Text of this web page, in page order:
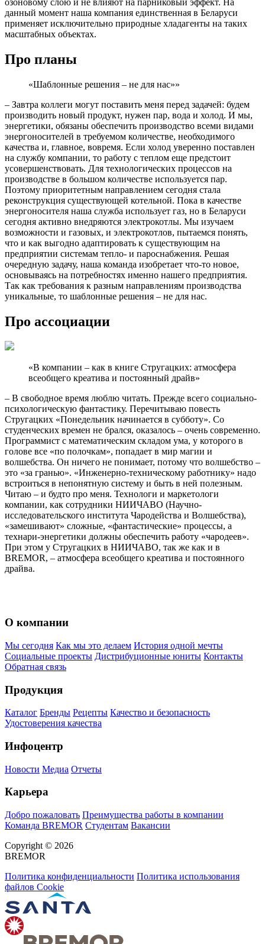
данный момент наша компания единственная в Беларуси
применяет исключительно природные хладагенты на таких
масштабных объектах.
Про планы
«Шаблонные решения – не для нас»»
– Завтра коллеги могут поставить меня перед задачей: будем
производить новый продукт, нужен пар, вода и холод. И мы,
энергетики, обязаны обеспечить производство всеми видами
энергоносителей в требуемом количестве, необходимого
качества и, главное, вовремя. Если холод уверенно поставлен
на службу компании, то работу с теплом еще предстоит
усовершенствовать. Для технологических процессов на
производстве в большом количестве используется пар.
Поэтому приоритетным направлением сегодня стала
реконструкция существующей котельной. Пока в качестве
энергоносителя наша служба использует газ, но в Беларуси
сегодня активно внедряются электрокотлы. Мы изучаем
возможности и газовых, и электрокотлов, пытаемся понять,
что и как выгодно адаптировать к существующим на
предприятии системам тепло- и пароснабжения. Решая
очередную задачу, наша команда изобретает что-то новое,
основываясь на потребностях именно нашего предприятия.
Так как требования к разным направлениям производства
уникальные, то шаблонные решения – не для нас.
Про ассоциации
«В компании – как в книге Стругацких: атмосфера
всеобщего креатива и постоянный драйв»
– В свободное время люблю читать. Прежде всего социально-
психологическую фантастику. Перечитываю повесть
Стругацких «Понедельник начинается в субботу». Со
студенческих времен не брался, оказалось – очень современно.
Программист с математическим складом ума, у которого в
голове все «по полочкам», попадает в мир магии и
волшебства. Он ничего не понимает, потому что волшебство –
это «за гранью». «Инженерно-техническому работнику» надо
встроиться в непонятную систему и быть в ней полезным.
Читаю – и будто про меня. Технологи и маркетологи
компании, как сотрудники НИИЧАВО (Научно-
исследовательского института Чародейства и Волшебства),
«замешивают» сложные, «фантастические» процессы, а
технари-энергетики должны обеспечить работу «чародеев».
При этом у Стругацких в НИИЧАВО, так же как и в
BREMOR, – атмосфера всеобщего креатива и постоянного
драйва.
О компании
Мы сегодня Как мы это делаем История одной мечты
Социальные проекты Дистрибуционные юниты Контакты
Обратная связь
Продукция
Каталог Бренды Рецепты Качество и безопасность
Удостоверения качества
Инфоцентр
Новости Медиа Отчеты
Карьера
Добро пожаловать Преимущества работы в компании
Команда BREMOR Студентам Вакансии
Copyright © 2026
BREMOR
Политика конфиденциальности Политика использования
файлов Cookie